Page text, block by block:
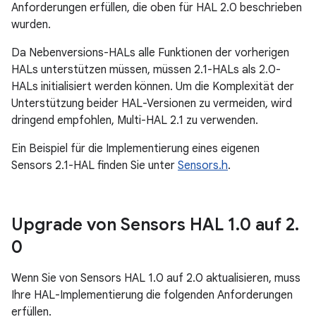
Anforderungen erfüllen, die oben für HAL 2.0 beschrieben
wurden.
Da Nebenversions-HALs alle Funktionen der vorherigen
HALs unterstützen müssen, müssen 2.1-HALs als 2.0-
HALs initialisiert werden können. Um die Komplexität der
Unterstützung beider HAL-Versionen zu vermeiden, wird
dringend empfohlen, Multi-HAL 2.1 zu verwenden.
Ein Beispiel für die Implementierung eines eigenen
Sensors 2.1-HAL finden Sie unter Sensors.h.
Upgrade von Sensors HAL 1.0 auf 2.
0
Wenn Sie von Sensors HAL 1.0 auf 2.0 aktualisieren, muss
Ihre HAL-Implementierung die folgenden Anforderungen
erfüllen.